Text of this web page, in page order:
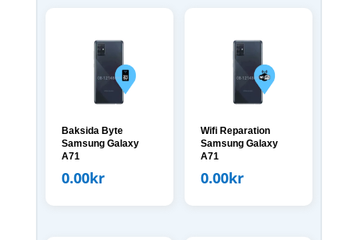
Baksida Byte
Samsung Galaxy
A71
0.00kr
Wifi Reparation
Samsung Galaxy
A71
0.00kr